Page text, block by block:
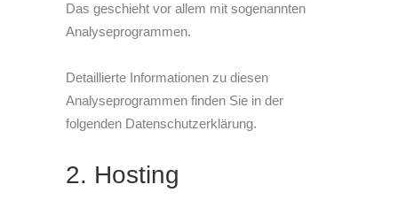
Das geschieht vor allem mit sogenannten
Analyseprogrammen.
Detaillierte Informationen zu diesen
Analyseprogrammen finden Sie in der
folgenden Datenschutzerklärung.
2. Hosting